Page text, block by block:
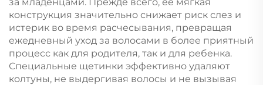
конструкция значительно снижает риск слез и
истерик во время расчесывания, превращая
ежедневный уход за волосами в более приятный
процесс как для родителя, так и для ребенка.
Специальные щетинки эффективно удаляют
колтуны, не выдергивая волосы и не вызывая